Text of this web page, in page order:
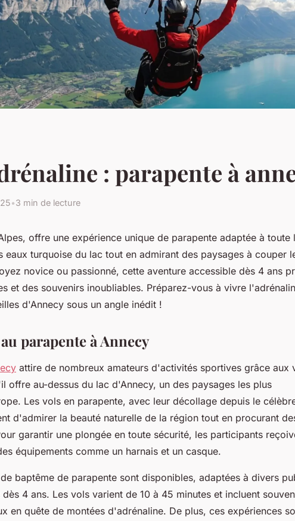
: parapente à
•3 min de lecture
offre une expérience unique de parapente adaptée à toute
eaux turquoise du lac tout en admirant des paysages à couper
novice ou passionné, cette aventure accessible dès 4 ans
et des souvenirs inoubliables. Préparez-vous à vivre
d'Annecy sous un angle inédit !
parapente à Annecy
attire de nombreux amateurs d'activités sportives grâce aux
offre au-dessus du lac d'Annecy, un des paysages les plus
Les vols en parapente, avec leur décollage depuis le
d'admirer la beauté naturelle de la région tout en procurant
garantir une plongée en toute sécurité, les participants
équipements comme un harnais et un casque.
baptême de parapente sont disponibles, adaptées à divers
4 ans. Les vols varient de 10 à 45 minutes et incluent
en quête de montées d'adrénaline. De plus, ces expériences